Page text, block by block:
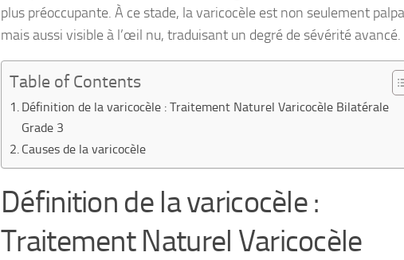
plus préoccupante. À ce stade, la varicocèle est non seulement
mais aussi visible à l’œil nu, traduisant un degré de sévérité avancé.
Table of Contents
Définition de la varicocèle : Traitement Naturel Varicocèle Bilatérale
Grade 3
Causes de la varicocèle
Définition de la varicocèle :
Traitement Naturel Varicocèle